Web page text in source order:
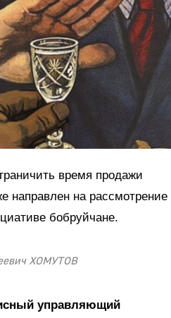
время продажи
направлен на рассмотрение
бобруйчане.
ХОМУТОВ
управляющий